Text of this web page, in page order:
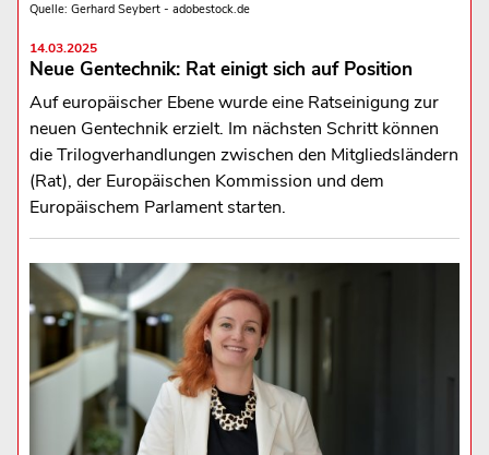
Quelle: Gerhard Seybert - adobestock.de
14.03.2025
Neue Gentechnik: Rat einigt sich auf Position
Auf europäischer Ebene wurde eine Ratseinigung zur
neuen Gentechnik erzielt. Im nächsten Schritt können
die Trilogverhandlungen zwischen den Mitgliedsländern
(Rat), der Europäischen Kommission und dem
Europäischem Parlament starten.